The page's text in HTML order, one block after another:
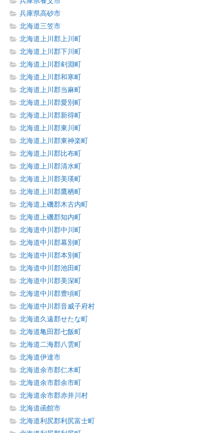
兵庫県高砂市
北海道三笠市
北海道上川郡上川町
北海道上川郡下川町
北海道上川郡剣淵町
北海道上川郡和寒町
北海道上川郡当麻町
北海道上川郡愛別町
北海道上川郡新得町
北海道上川郡東川町
北海道上川郡東神楽町
北海道上川郡比布町
北海道上川郡清水町
北海道上川郡美瑛町
北海道上川郡鷹栖町
北海道上磯郡木古内町
北海道上磯郡知内町
北海道中川郡中川町
北海道中川郡幕別町
北海道中川郡本別町
北海道中川郡池田町
北海道中川郡美深町
北海道中川郡豊頃町
北海道中川郡音威子府村
北海道久遠郡せたな町
北海道亀田郡七飯町
北海道二海郡八雲町
北海道伊達市
北海道余市郡仁木町
北海道余市郡余市町
北海道余市郡赤井川村
北海道函館市
北海道利尻郡利尻富士町